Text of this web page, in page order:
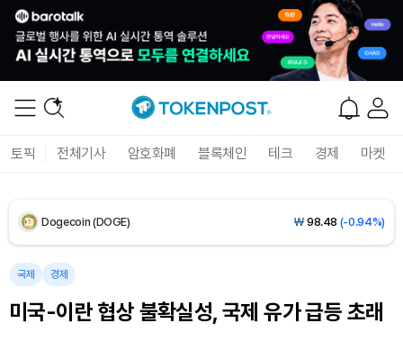
토픽 전체기사 암호화폐 블록체인 테크 경제 마켓
XRP (XRP) ₩1,488(-1.84%)
Dogecoin (DOGE) ₩ 98.48 (-0.94%)
Bitcoin (BTC)
국제 경제
미국-이란 협상 불확실성, 국제 유가 급등 초래